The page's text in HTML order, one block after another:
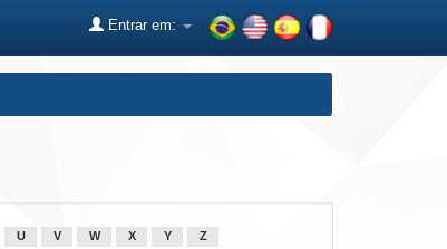
Entrar em:
U V W X Y Z